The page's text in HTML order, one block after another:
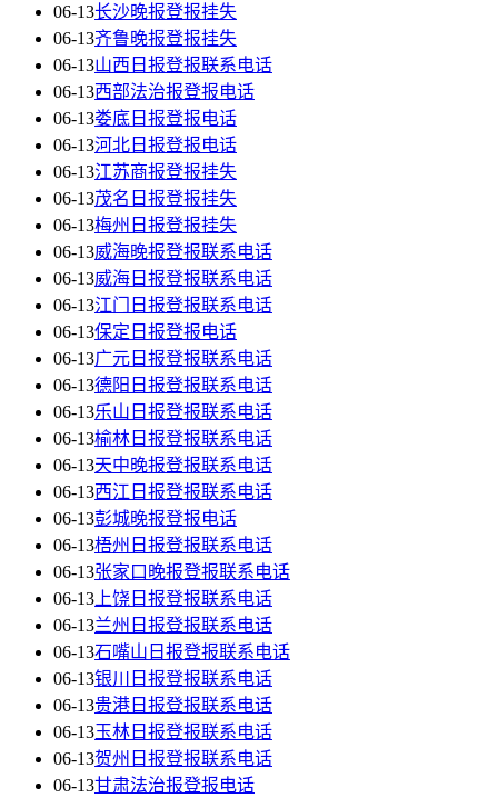
06-13长沙晚报登报挂失
06-13齐鲁晚报登报挂失
06-13山西日报登报联系电话
06-13西部法治报登报电话
06-13娄底日报登报电话
06-13河北日报登报电话
06-13江苏商报登报挂失
06-13茂名日报登报挂失
06-13梅州日报登报挂失
06-13威海晚报登报联系电话
06-13威海日报登报联系电话
06-13江门日报登报联系电话
06-13保定日报登报电话
06-13广元日报登报联系电话
06-13德阳日报登报联系电话
06-13乐山日报登报联系电话
06-13榆林日报登报联系电话
06-13天中晚报登报联系电话
06-13西江日报登报联系电话
06-13彭城晚报登报电话
06-13梧州日报登报联系电话
06-13张家口晚报登报联系电话
06-13 上饶日报登报联系电话
06-13兰州日报登报联系电话
06-13石嘴山日报登报联系电话
06-13银川日报登报联系电话
06-13贵港日报登报联系电话
06-13玉林日报登报联系电话
06-13贺州日报登报联系电话
06-13甘肃法治报登报电话